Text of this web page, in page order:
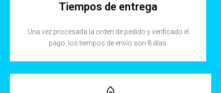
Tiempos de entrega
Una vez procesada la orden de pedido y verificado el
pago, los tiempos de envío son 8 días.